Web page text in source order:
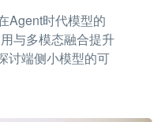
Agent时代模型的
与多模态融合提升
讨端侧小模型的可